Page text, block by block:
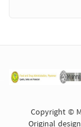
Copyright ©
Original